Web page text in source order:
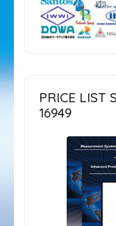
PRICE LIST
16949